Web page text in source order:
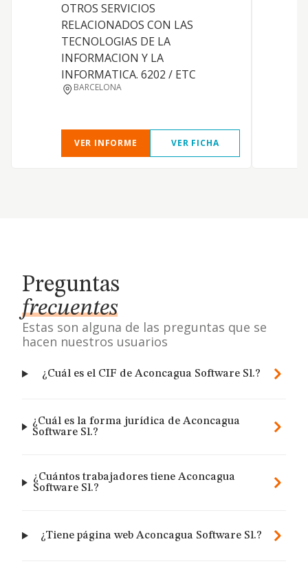
OTROS SERVICIOS
RELACIONADOS CON LAS
TECNOLOGIAS DE LA
INFORMACION Y LA
INFORMATICA. 6202 / ETC
BARCELONA
VER INFORME VER FICHA
Preguntas
frecuentes
Estas son alguna de las preguntas que se
hacen nuestros usuarios
¿Cuál es el CIF de Aconcagua Software Sl.?
¿Cuál es la forma jurídica de Aconcagua
Software Sl.?
¿Cuántos trabajadores tiene Aconcagua
Software Sl.?
¿Tiene página web Aconcagua Software Sl.?